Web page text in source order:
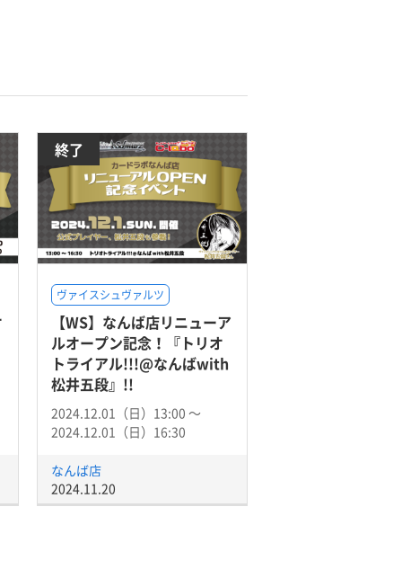
終了
ヴァイスシュヴァルツ
【WS】なんば店リニューア
ルオープン記念！『トリオ
トライアル!!!@なんばwith
松井五段』!!
2024.12.01（日）13:00 〜
2024.12.01（日）16:30
なんば店
2024.11.20